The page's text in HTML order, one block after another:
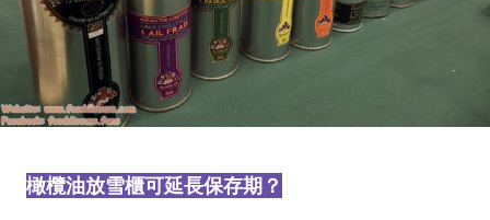
橄欖油放雪櫃可延長保存期？